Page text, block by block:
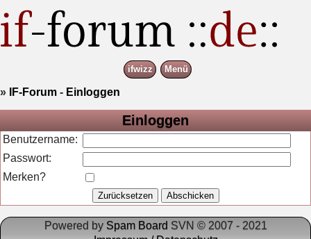
ifwizz Menü
» IF-Forum - Einloggen
Einloggen
Benutzername:
Passwort:
Merken?
Powered by Spam Board SVN © 2007 - 2021